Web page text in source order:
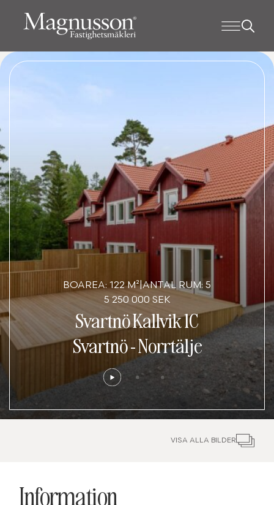
BOAREA: 122 M²|ANTAL RUM: 5
5 250 000 SEK
Svartnö Kallvik 1C
Svartnö-Norrtälje
VISA ALLA BILDER
Information